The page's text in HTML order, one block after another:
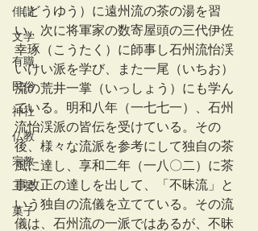
俳諧
文学
有職
民俗
神社
仏教
宗教
工芸
菓子
（どうゆう）に遠州流の茶の湯を習
い、次に将軍家の数寄屋頭の三代伊佐
幸琢（こうたく）に師事し石州流怡渓
いけい派を学び、また一尾（いちお）
流の荒井一掌（いっしょう）にも学ん
でいる。明和八年（一七七一）、石州
流怡渓派の皆伝を受けている。その
後、様々な流派を参考にして独自の茶
風に達し、享和二年（一八〇二）に茶
事改正の達しを出して、「不昧流」と
いう独自の流儀を立てている。その流
儀は、石州流の一派ではあるが、不昧